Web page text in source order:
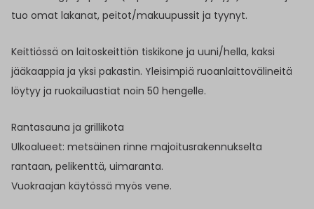
tuo omat lakanat, peitot/makuupussit ja tyynyt.
Keittiössä on laitoskeittiön tiskikone ja uuni/hella, kaksi
jääkaappia ja yksi pakastin. Yleisimpiä ruoanlaittovälineitä
löytyy ja ruokailuastiat noin 50 hengelle.
Rantasauna ja grillikota
Ulkoalueet: metsäinen rinne majoitusrakennukselta
rantaan, pelikenttä, uimaranta.
Vuokraajan käytössä myös vene.